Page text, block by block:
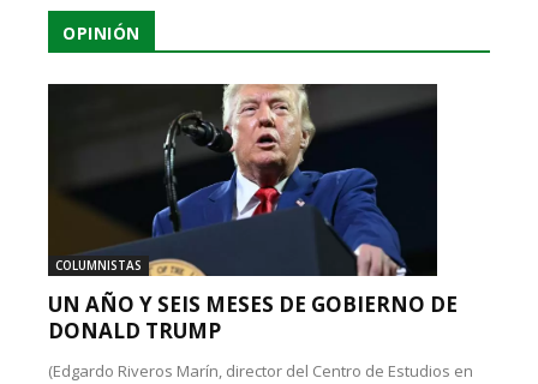
OPINIÓN
COLUMNISTAS
UN AÑO Y SEIS MESES DE GOBIERNO DE
DONALD TRUMP
(Edgardo Riveros Marín, director del Centro de Estudios en